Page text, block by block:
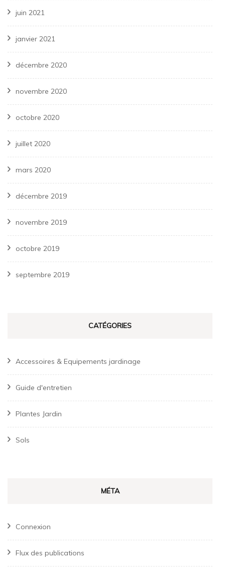
juin 2021
janvier 2021
décembre 2020
novembre 2020
octobre 2020
juillet 2020
mars 2020
décembre 2019
novembre 2019
octobre 2019
septembre 2019
CATÉGORIES
Accessoires & Equipements jardinage
Guide d'entretien
Plantes Jardin
Sols
MÉTA
Connexion
Flux des publications